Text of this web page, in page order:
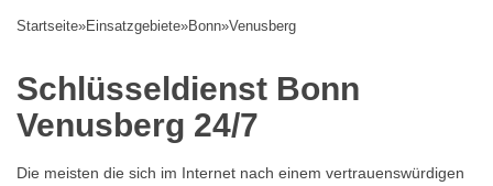
Startseite»Einsatzgebiete»Bonn»Venusberg
Schlüsseldienst Bonn
Venusberg 24/7
Die meisten die sich im Internet nach einem vertrauenswürdigen